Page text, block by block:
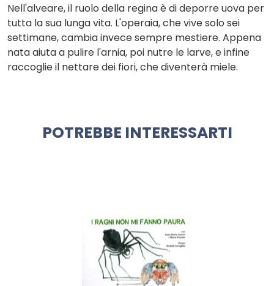
Nell'alveare, il ruolo della regina è di deporre uova per
tutta la sua lunga vita. L'operaia, che vive solo sei
settimane, cambia invece sempre mestiere. Appena
nata aiuta a pulire l'arnia, poi nutre le larve, e infine
raccoglie il nettare dei fiori, che diventerà miele.
POTREBBE INTERESSARTI